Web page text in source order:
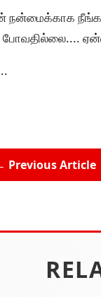
நன்மைக்காக
Previous Article